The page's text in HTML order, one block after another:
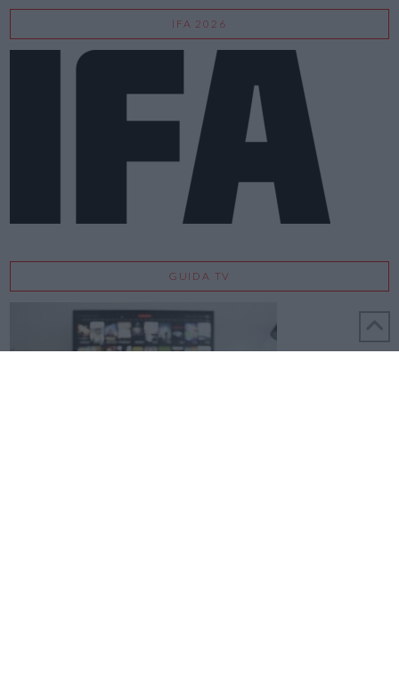
IFA 2026
GUIDA TV